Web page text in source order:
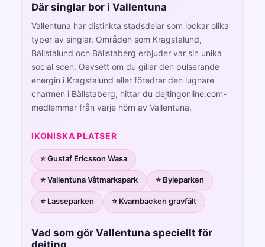
Där singlar bor i Vallentuna
Vallentuna har distinkta stadsdelar som lockar olika
typer av singlar. Områden som Kragstalund,
Bällstalund och Bällstaberg erbjuder var sin unika
social scen. Oavsett om du gillar den pulserande
energin i Kragstalund eller föredrar den lugnare
charmen i Bällstaberg, hittar du dejtingonline.com-
medlemmar från varje hörn av Vallentuna.
IKONISKA PLATSER
⭐ Gustaf Ericsson Wasa
⭐ Vallentuna Våtmarkspark ⭐ Byleparken
⭐ Lasseparken ⭐ Kvarnbacken gravfält
Vad som gör Vallentuna speciellt för
dejting